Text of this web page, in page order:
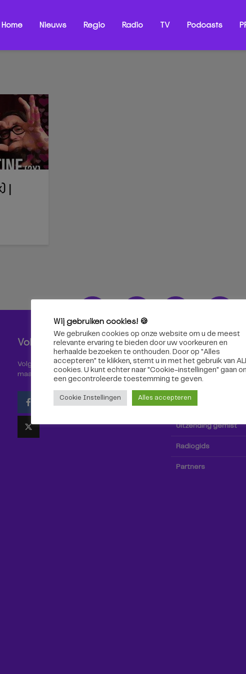
Home Nieuws Regio Radio TV Podcasts
|
Volg ons!
Volg Omroep Tilburg niet alleen hier,
maar ook via social media!
Radio & TV
Kijk tv
Radio
TV-gids
Uitzending gemist
Radiogids
Partners
Wij gebruiken cookies! 🍪
We gebruiken cookies op onze website om u de meest
relevante ervaring te bieden door uw voorkeuren en
herhaalde bezoeken te onthouden. Door op "Alles
accepteren" te klikken, stemt u in met het gebruik van
cookies. U kunt echter naar "Cookie-instellingen" gaan
een ​​gecontroleerde toestemming te geven.
Cookie Instellingen Alles accepteren